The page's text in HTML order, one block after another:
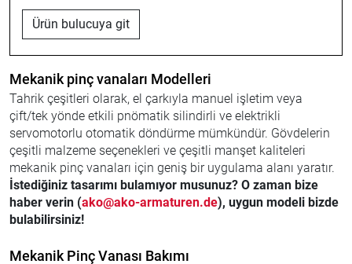
Ürün bulucuya git
Mekanik pinç vanaları Modelleri
Tahrik çeşitleri olarak, el çarkıyla manuel işletim veya
çift/tek yönde etkili pnömatik silindirli ve elektrikli
servomotorlu otomatik döndürme mümkündür. Gövdelerin
çeşitli malzeme seçenekleri ve çeşitli manşet kaliteleri
mekanik pinç vanaları için geniş bir uygulama alanı yaratır.
İstediğiniz tasarımı bulamıyor musunuz? O zaman bize
haber verin (ako@ako-armaturen.de), uygun modeli bizde
bulabilirsiniz!
Mekanik Pinç Vanası Bakımı